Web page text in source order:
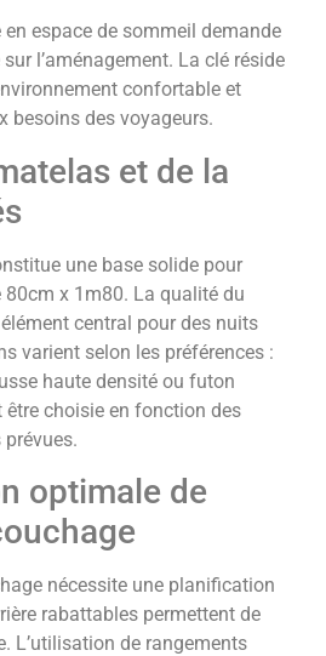
espace de sommeil demande
l’aménagement. La clé réside
confortable et
besoins des voyageurs.
et de la
une base solide pour
x 1m80. La qualité du
central pour des nuits
varient selon les préférences :
haute densité ou futon
choisie en fonction des
optimale de
nécessite une planification
rabattables permettent de
L’utilisation de rangements